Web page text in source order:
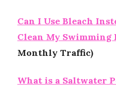
Can I Use Bleach
Clean My Swimming
Monthly Traffic)
What is a Saltwater